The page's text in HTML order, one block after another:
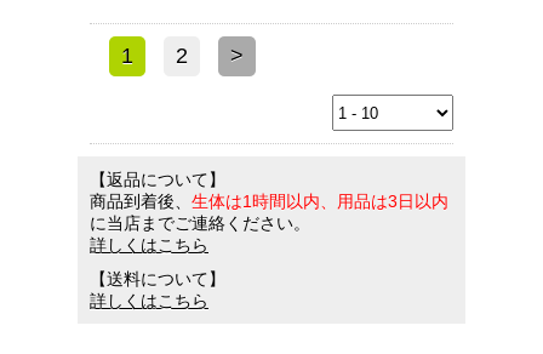
1 2 >
【返品について】
商品到着後、 生体は1時間以内、用品は3日以内
に当店までご連絡ください。
詳しくはこちら
【送料について】
詳しくはこちら